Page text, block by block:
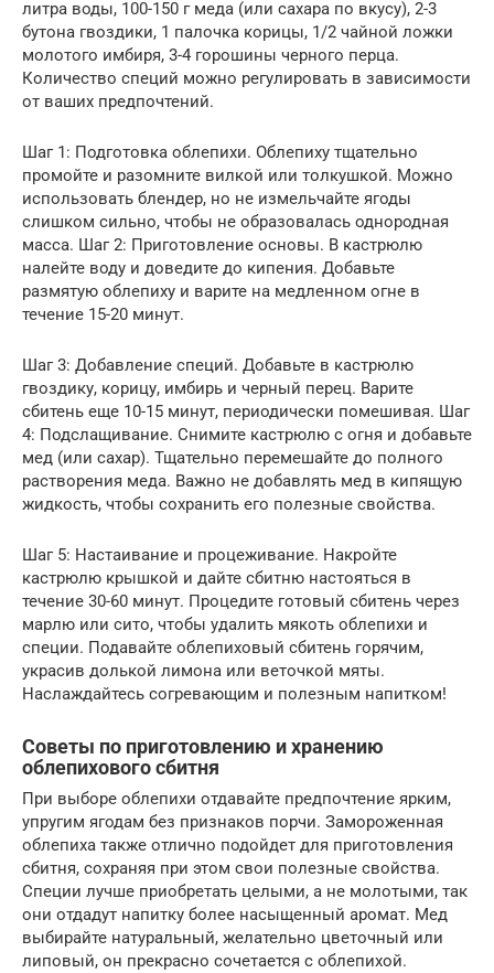
литра воды, 100-150 г меда (или сахара по вкусу), 2-3
бутона гвоздики, 1 палочка корицы, 1/2 чайной ложки
молотого имбиря, 3-4 горошины черного перца.
Количество специй можно регулировать в зависимости
от ваших предпочтений.
Шаг 1: Подготовка облепихи. Облепиху тщательно
промойте и разомните вилкой или толкушкой. Можно
использовать блендер, но не измельчайте ягоды
слишком сильно, чтобы не образовалась однородная
масса. Шаг 2: Приготовление основы. В кастрюлю
налейте воду и доведите до кипения. Добавьте
размятую облепиху и варите на медленном огне в
течение 15-20 минут.
Шаг 3: Добавление специй. Добавьте в кастрюлю
гвоздику, корицу, имбирь и черный перец. Варите
сбитень еще 10-15 минут, периодически помешивая. Шаг
4: Подслащивание. Снимите кастрюлю с огня и добавьте
мед (или сахар). Тщательно перемешайте до полного
растворения меда. Важно не добавлять мед в кипящую
жидкость, чтобы сохранить его полезные свойства.
Шаг 5: Настаивание и процеживание. Накройте
кастрюлю крышкой и дайте сбитню настояться в
течение 30-60 минут. Процедите готовый сбитень через
марлю или сито, чтобы удалить мякоть облепихи и
специи. Подавайте облепиховый сбитень горячим,
украсив долькой лимона или веточкой мяты.
Наслаждайтесь согревающим и полезным напитком!
Советы по приготовлению и хранению
облепихового сбитня
При выборе облепихи отдавайте предпочтение ярким,
упругим ягодам без признаков порчи. Замороженная
облепиха также отлично подойдет для приготовления
сбитня, сохраняя при этом свои полезные свойства.
Специи лучше приобретать целыми, а не молотыми, так
они отдадут напитку более насыщенный аромат. Мед
выбирайте натуральный, желательно цветочный или
липовый, он прекрасно сочетается с облепихой.